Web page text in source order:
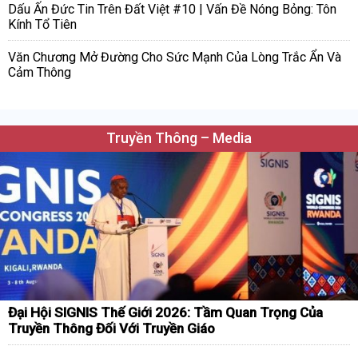
Dấu Ấn Đức Tin Trên Đất Việt #10 | Vấn Đề Nóng Bỏng: Tôn
Kính Tổ Tiên
Văn Chương Mở Đường Cho Sức Mạnh Của Lòng Trắc Ẩn Và
Cảm Thông
Truyền Thông – Media
Đại Hội SIGNIS Thế Giới 2026: Tầm Quan Trọng Của
Truyền Thông Đối Với Truyền Giáo